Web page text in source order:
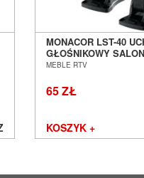
MONACOR LST-40
GŁOŚNIKOWY
WROCŁAW
MEBLE RTV
65 ZŁ
KOSZYK +